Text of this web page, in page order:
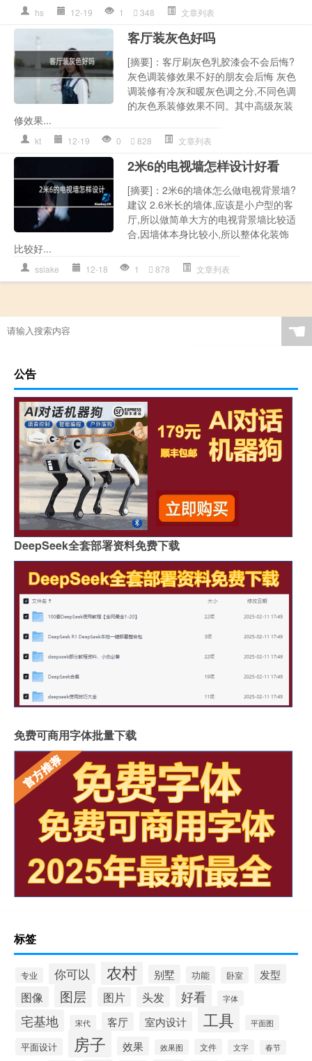
hs 12-19 1 348 文章列表
客厅装灰色好吗
[摘要]：客厅刷灰色乳胶漆会不会后悔?
灰色调装修效果不好的朋友会后悔 灰色
调装修有冷灰和暖灰色调之分,不同色调
的灰色系装修效果不同。其中高级灰装
修效果...
kt 12-19 0 828 文章列表
2米6的电视墙怎样设计好看
[摘要]：2米6的墙体怎么做电视背景墙?
建议 2.6米长的墙体,应该是小户型的客
厅,所以做简单大方的电视背景墙比较适
合,因墙体本身比较小,所以整体化装饰
比较好...
sslake 12-18 1 878 文章列表
☚
公告
DeepSeek全套部署资料免费下载
免费可商用字体批量下载
标签
专业 你可以 农村 别墅 功能 卧室 发型
图像 图层 图片 头发 好看 字体
宅基地 宋代 客厅 室内设计 工具 平面图
平面设计 房子 效果 效果图 文件 文字 春节